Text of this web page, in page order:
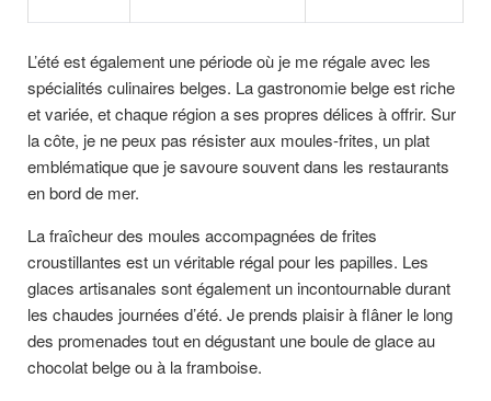
L’été est également une période où je me régale avec les
spécialités culinaires belges. La gastronomie belge est riche
et variée, et chaque région a ses propres délices à offrir. Sur
la côte, je ne peux pas résister aux moules-frites, un plat
emblématique que je savoure souvent dans les restaurants
en bord de mer.
La fraîcheur des moules accompagnées de frites
croustillantes est un véritable régal pour les papilles. Les
glaces artisanales sont également un incontournable durant
les chaudes journées d’été. Je prends plaisir à flâner le long
des promenades tout en dégustant une boule de glace au
chocolat belge ou à la framboise.